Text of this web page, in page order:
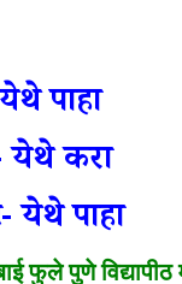
पाहा
करा
येथे पाहा
पुणे विद्यापीठ